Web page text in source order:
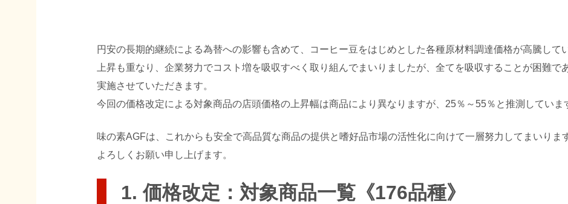
円安の長期的継続による為替への影響も含めて、コーヒー豆をはじめとした各種原材料調達価格が高騰して
上昇も重なり、企業努力でコスト増を吸収すべく取り組んでまいりましたが、全てを吸収することが困難で
実施させていただきます。
今回の価格改定による対象商品の店頭価格の上昇幅は商品により異なりますが、25％～55％と推測していま
味の素AGFは、これからも安全で高品質な商品の提供と嗜好品市場の活性化に向けて一層努力してまいりま
よろしくお願い申し上げます。
1. 価格改定：対象商品一覧《176品種》